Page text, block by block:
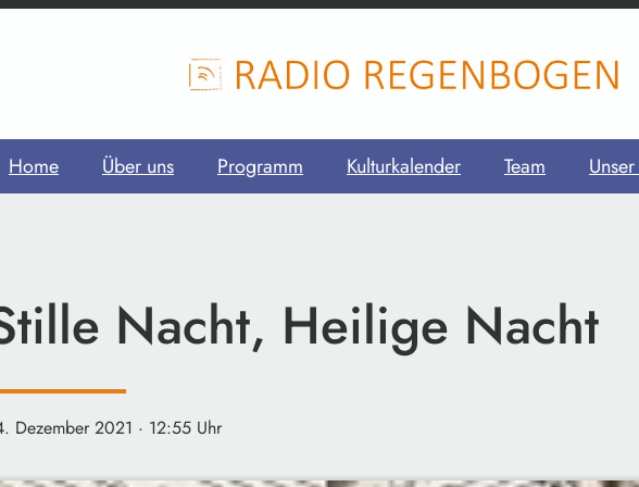
Home Über uns Programm Kulturkalender Team
Nacht, Heilige Nacht
Dezember 2021 · 12:55 Uhr